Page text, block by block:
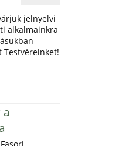
jelnyelvi
alkalmainkra
Testvéreinket!